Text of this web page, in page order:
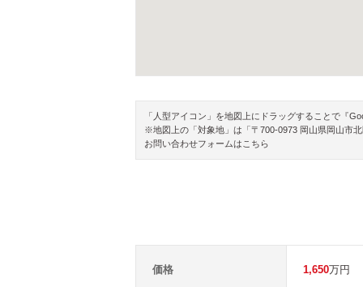
「人型アイコン」を地図上にドラッグすることで『
※地図上の「対象地」は「〒700-0973 岡山県岡山市
お問い合わせフォームはこちら
価格 1,650万円